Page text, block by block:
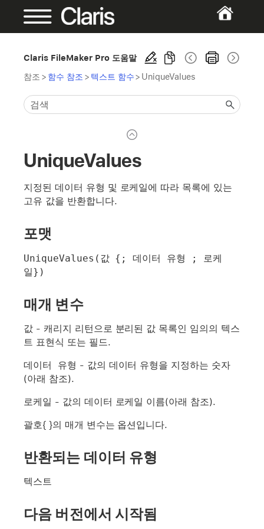
Claris FileMaker Pro 도움말
참조 > 함수 참조 > 텍스트 함수> UniqueValues
UniqueValues
지정된 데이터 유형 및 로케일에 따라 목록에 있는
고유 값을 반환합니다.
포맷
UniqueValues(값 {; 데이터 유형 ; 로케
일})
매개 변수
값- 캐리지 리턴으로 분리된 값 목록인 임의의 텍스
트 표현식 또는 필드.
데이터 유형 - 값의 데이터 유형을 지정하는 숫자
(아래 참조).
로케일 - 값의 데이터 로케일 이름(아래 참조).
괄호{ }의 매개 변수는 옵션입니다.
반환되는 데이터 유형
텍스트
다음 버전에서 시작됨